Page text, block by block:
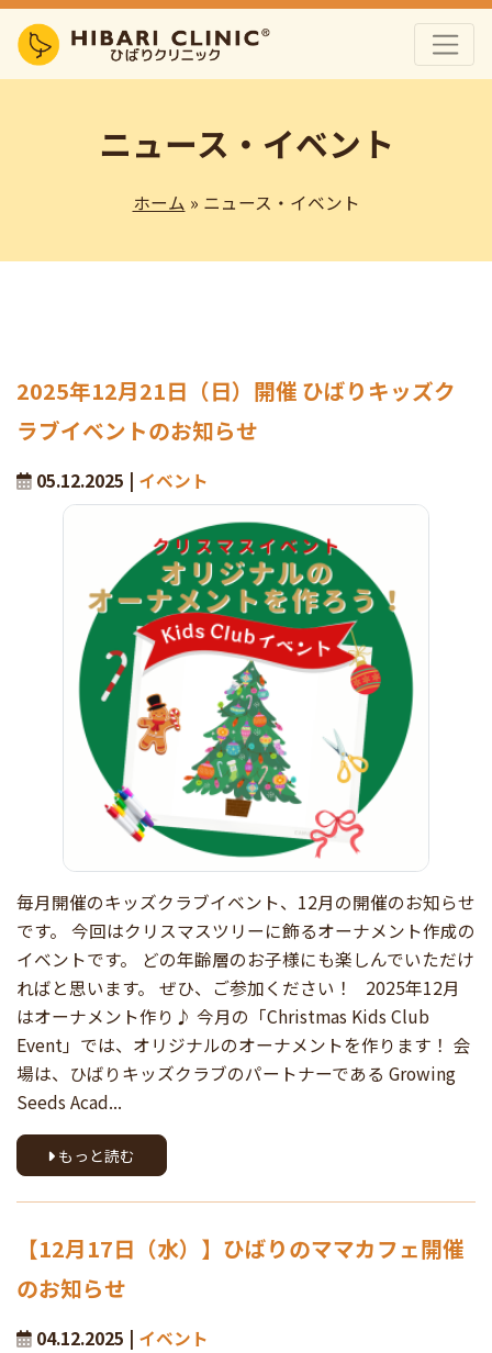
ニュース・イベント
ホーム » ニュース・イベント
2025年12月21日（日）開催 ひばりキッズク
ラブイベントのお知らせ
05.12.2025 | イベント
毎月開催のキッズクラブイベント、12月の開催のお知らせ
です。 今回はクリスマスツリーに飾るオーナメント作成の
イベントです。 どの年齢層のお子様にも楽しんでいただけ
ればと思います。 ぜひ、ご参加ください！ 2025年12月
はオーナメント作り♪ 今月の「Christmas Kids Club
Event」では、オリジナルのオーナメントを作ります！ 会
場は、ひばりキッズクラブのパートナーである Growing
Seeds Acad...
もっと読む
【12月17日（水）】ひばりのママカフェ開催
のお知らせ
04.12.2025 | イベント